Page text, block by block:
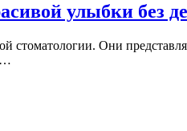
улыбки без
Они